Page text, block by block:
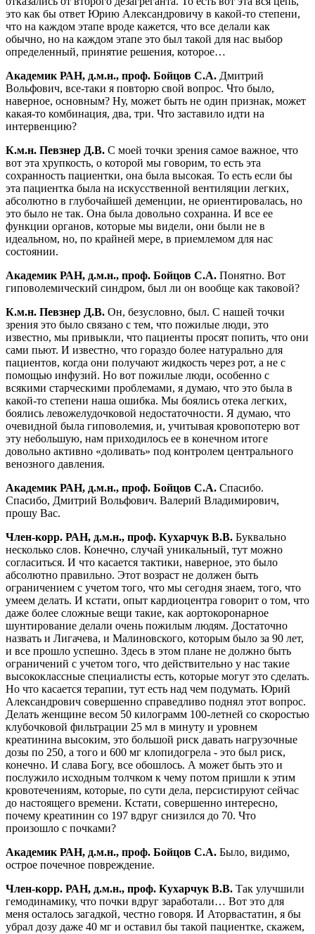
это как бы ответ Юрию Александровичу в какой-то степени,
что на каждом этапе вроде кажется, что все делали как
обычно, но на каждом этапе это был такой для нас выбор
определенный, принятие решения, которое…
Академик РАН, д.м.н., проф. Бойцов С.А. Дмитрий
Вольфович, все-таки я повторю свой вопрос. Что было,
наверное, основным? Ну, может быть не один признак, может
какая-то комбинация, два, три. Что заставило идти на
интервенцию?
К.м.н. Певзнер Д.В. С моей точки зрения самое важное, что
вот эта хрупкость, о которой мы говорим, то есть эта
сохранность пациентки, она была высокая. То есть если бы
эта пациентка была на искусственной вентиляции легких,
абсолютно в глубочайшей деменции, не ориентировалась, но
это было не так. Она была довольно сохранна. И все ее
функции органов, которые мы видели, они были не в
идеальном, но, по крайней мере, в приемлемом для нас
состоянии.
Академик РАН, д.м.н., проф. Бойцов С.А. Понятно. Вот
гиповолемический синдром, был ли он вообще как таковой?
К.м.н. Певзнер Д.В. Он, безусловно, был. С нашей точки
зрения это было связано с тем, что пожилые люди, это
известно, мы привыкли, что пациенты просят попить, что они
сами пьют. И известно, что гораздо более натурально для
пациентов, когда они получают жидкость через рот, а не с
помощью инфузий. Но вот пожилые люди, особенно с
всякими старческими проблемами, я думаю, что это была в
какой-то степени наша ошибка. Мы боялись отека легких,
боялись левожелудочковой недостаточности. Я думаю, что
очевидной была гиповолемия, и, учитывая кровопотерю вот
эту небольшую, нам приходилось ее в конечном итоге
довольно активно «доливать» под контролем центрального
венозного давления.
Академик РАН, д.м.н., проф. Бойцов С.А. Спасибо.
Спасибо, Дмитрий Вольфович. Валерий Владимирович,
прошу Вас.
Член-корр. РАН, д.м.н., проф. Кухарчук В.В. Буквально
несколько слов. Конечно, случай уникальный, тут можно
согласиться. И что касается тактики, наверное, это было
абсолютно правильно. Этот возраст не должен быть
ограничением с учетом того, что мы сегодня знаем, того, что
умеем делать. И кстати, опыт кардиоцентра говорит о том, что
даже более сложные вещи такие, как аортокоронарное
шунтирование делали очень пожилым людям. Достаточно
назвать и Лигачева, и Малиновского, которым было за 90 лет,
и все прошло успешно. Здесь в этом плане не должно быть
ограничений с учетом того, что действительно у нас такие
высококлассные специалисты есть, которые могут это сделать.
Но что касается терапии, тут есть над чем подумать. Юрий
Александрович совершенно справедливо поднял этот вопрос.
Делать женщине весом 50 килограмм 100-летней со скоростью
клубочковой фильтрации 25 мл в минуту и уровнем
креатинина высоким, это большой риск давать нагрузочные
дозы по 250, а того и 600 мг клопидогрела - это был риск,
конечно. И слава Богу, все обошлось. А может быть это и
послужило исходным толчком к чему потом пришли к этим
кровотечениям, которые, по сути дела, персистируют сейчас
до настоящего времени. Кстати, совершенно интересно,
почему креатинин со 197 вдруг снизился до 70. Что
произошло с почками?
Академик РАН, д.м.н., проф. Бойцов С.А. Было, видимо,
острое почечное повреждение.
Член-корр. РАН, д.м.н., проф. Кухарчук В.В. Так улучшили
гемодинамику, что почки вдруг заработали… Вот это для
меня осталось загадкой, честно говоря. И Аторвастатин, я бы
убрал дозу даже 40 мг и оставил бы такой пациентке, скажем,